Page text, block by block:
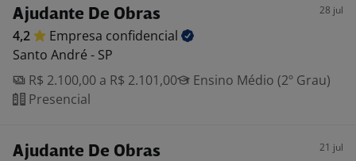
Ajudante De Obras 28 jul
4,2 Empresa confidencial
Santo André - SP
R$ 2.100,00 a R$ 2.101,00
Ensino Médio (2º Grau)
Presencial
Ajudante De Obras 21 jul